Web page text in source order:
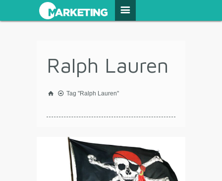
Ralph Lauren
Tag "Ralph Lauren"